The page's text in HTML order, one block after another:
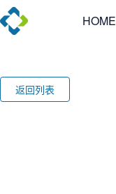
HOME
返回列表